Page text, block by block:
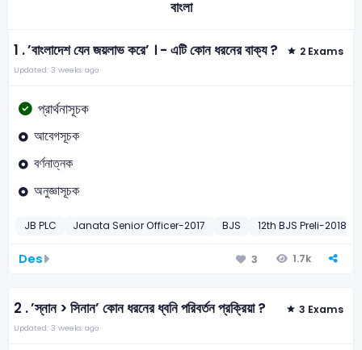
বাংলা
1 .’বাংলাদেশ যেন জয়লাভ করে’ । - এটি কোন ধরনের বাক্য ? 2 Exams
Updated: 3 weeks ago
প্রার্থনাসূচক
আবেগসূচক
বর্ণনাত্নক
অনুজ্ঞাসূচক
JB PLC Janata Senior Officer-2017 BJS 12th BJS Preli-2018
Des 3 1.7k
2 .’স্নান > সিনান’ কোন ধরনের ধ্বনি পরিবর্তন প্রক্রিয়া ? 3 Exams
Updated: 3 weeks ago